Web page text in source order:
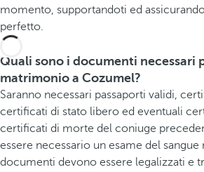
momento, supportandoti ed
perfetto.
Quali sono i documenti necessari
matrimonio a Cozumel?
Saranno necessari passaporti validi,
certificati di stato libero ed eventuali
certificati di morte del coniuge
essere necessario un esame del sangue
documenti devono essere legalizzati e